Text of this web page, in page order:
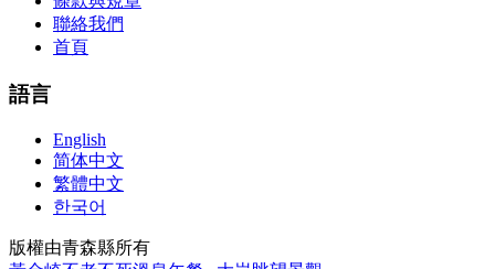
聯絡我們
首頁
語言
English
简体中文
繁體中文
한국어
版權由青森縣所有